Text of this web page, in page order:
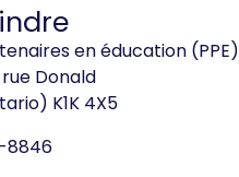
en éducation (PPE)
Donald
K1K 4X5
8846